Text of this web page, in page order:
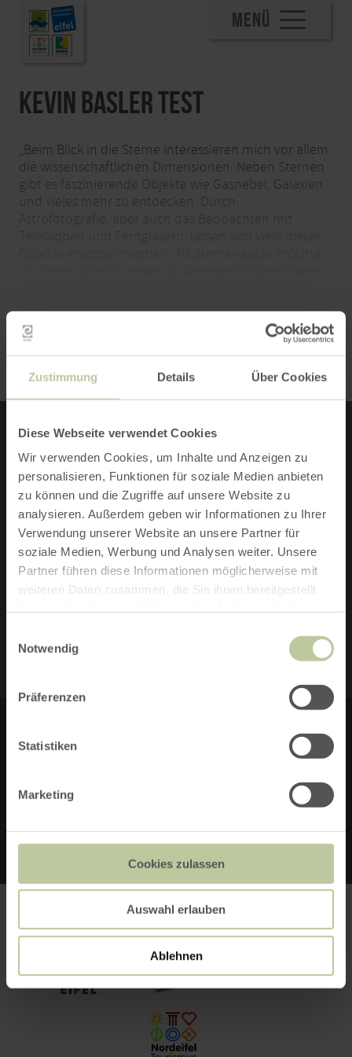
Zustimmung Details Über Cookies
Diese Webseite verwendet Cookies
Wir verwenden Cookies, um Inhalte und Anzeigen zu
personalisieren, Funktionen für soziale Medien anbieten
zu können und die Zugriffe auf unsere Website zu
analysieren. Außerdem geben wir Informationen zu Ihrer
Verwendung unserer Website an unsere Partner für
soziale Medien, Werbung und Analysen weiter. Unsere
Partner führen diese Informationen möglicherweise mit
weiteren Daten zusammen, die Sie ihnen bereitgestellt
Notwendig
Präferenzen
Statistiken
Marketing
Cookies zulassen
Auswahl erlauben
Ablehnen
MENÜ
Kevin Basler TEST
„Beim Blick in die Sterne interessieren mich vor allem
die wissenschaftlichen Dimensionen. Neben Sternen
gibt es faszinierende Objekte wie Gasnebel, Galaxien
und vieles mehr zu entdecken. Durch
NEWSLETTER
Mit dem Eifel-Newsletter liefern wir
Ihnen regelmäßig Neuigkeiten zum
Wandern und zu Radtouren in der Eifel,
zu Urlaubsangeboten und
Sehenswürdigkeiten.
FACEBOOK